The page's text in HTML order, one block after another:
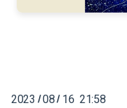
2023 /08 / 16 21:58